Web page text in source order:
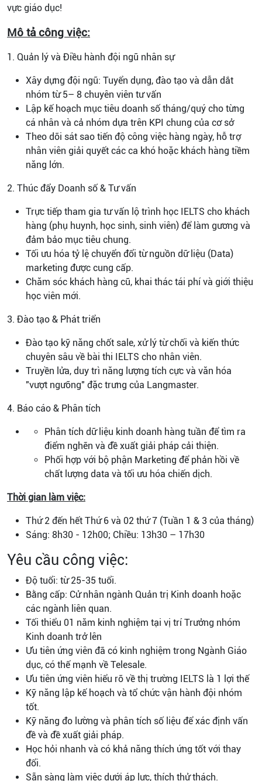
vực giáo dục!
Mô tả công việc:
1. Quản lý và Điều hành đội ngũ nhân sự
Xây dựng đội ngũ: Tuyển dụng, đào tạo và dẫn dắt
nhóm từ 5– 8 chuyên viên tư vấn
Lập kế hoạch mục tiêu doanh số tháng/quý cho từng
cá nhân và cả nhóm dựa trên KPI chung của cơ sở
Theo dõi sát sao tiến độ công việc hàng ngày, hỗ trợ
nhân viên giải quyết các ca khó hoặc khách hàng tiềm
năng lớn.
2. Thúc đẩy Doanh số & Tư vấn
Trực tiếp tham gia tư vấn lộ trình học IELTS cho khách
hàng (phụ huynh, học sinh, sinh viên) để làm gương và
đảm bảo mục tiêu chung.
Tối ưu hóa tỷ lệ chuyển đổi từ nguồn dữ liệu (Data)
marketing được cung cấp.
Chăm sóc khách hàng cũ, khai thác tái phí và giới thiệu
học viên mới.
3. Đào tạo & Phát triển
Đào tạo kỹ năng chốt sale, xử lý từ chối và kiến thức
chuyên sâu về bài thi IELTS cho nhân viên.
Truyền lửa, duy trì năng lượng tích cực và văn hóa
"vượt ngưỡng" đặc trưng của Langmaster.
4. Báo cáo & Phân tích
Phân tích dữ liệu kinh doanh hàng tuần để tìm ra
điểm nghẽn và đề xuất giải pháp cải thiện.
Phối hợp với bộ phận Marketing để phản hồi về
chất lượng data và tối ưu hóa chiến dịch.
Thời gian làm việc:
Thứ 2 đến hết Thứ 6 và 02 thứ 7 (Tuần 1 & 3 của tháng)
Sáng: 8h30 - 12h00; Chiều: 13h30 – 17h30
Yêu cầu công việc:
Độ tuổi: từ 25-35 tuổi.
Bằng cấp: Cử nhân ngành Quản trị Kinh doanh hoặc
các ngành liên quan.
Tối thiểu 01 năm kinh nghiệm tại vị trí Trưởng nhóm
Kinh doanh trở lên
Ưu tiên ứng viên đã có kinh nghiệm trong Ngành Giáo
dục, có thế mạnh về Telesale.
Ưu tiên ứng viên hiểu rõ về thị trường IELTS là 1 lợi thế
Kỹ năng lập kế hoạch và tổ chức vận hành đội nhóm
tốt.
Kỹ năng đo lường và phân tích số liệu để xác định vấn
đề và đề xuất giải pháp.
Học hỏi nhanh và có khả năng thích ứng tốt với thay
đổi.
Sẵn sàng làm việc dưới áp lực, thích thử thách.